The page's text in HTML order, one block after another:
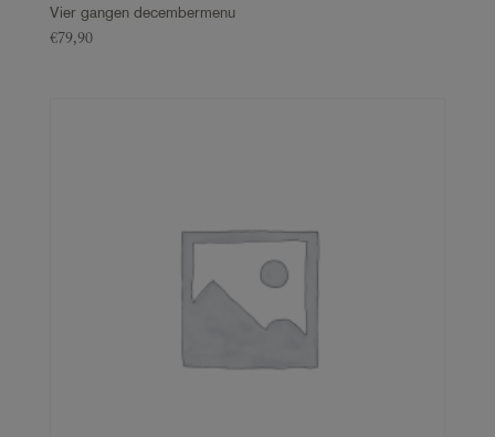
Vier gangen decembermenu
€79,90